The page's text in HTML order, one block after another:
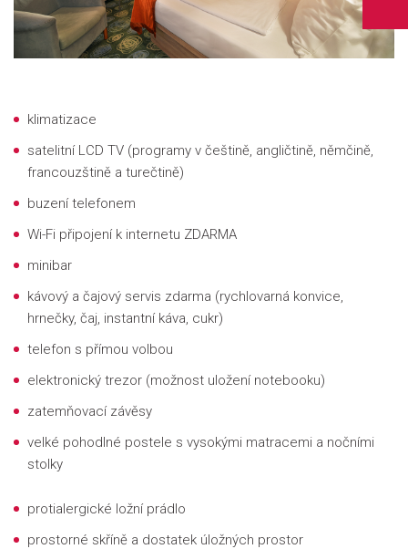
klimatizace
satelitní LCD TV (programy v češtině, angličtině, němčině,
francouzštině a turečtině)
buzení telefonem
Wi-Fi připojení k internetu ZDARMA
minibar
kávový a čajový servis zdarma (rychlovarná konvice,
hrnečky, čaj, instantní káva, cukr)
telefon s přímou volbou
elektronický trezor (možnost uložení notebooku)
zatemňovací závěsy
velké pohodlné postele s vysokými matracemi a nočními
stolky
protialergické ložní prádlo
prostorné skříně a dostatek úložných prostor